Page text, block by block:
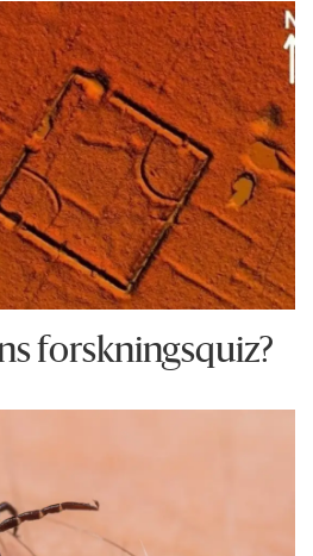
forskningsquiz?